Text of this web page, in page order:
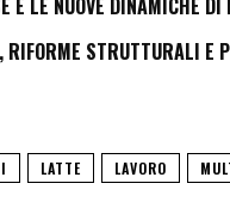
E LE NUOVE DINAMICHE
RIFORME STRUTTURALI
LATTE LAVORO